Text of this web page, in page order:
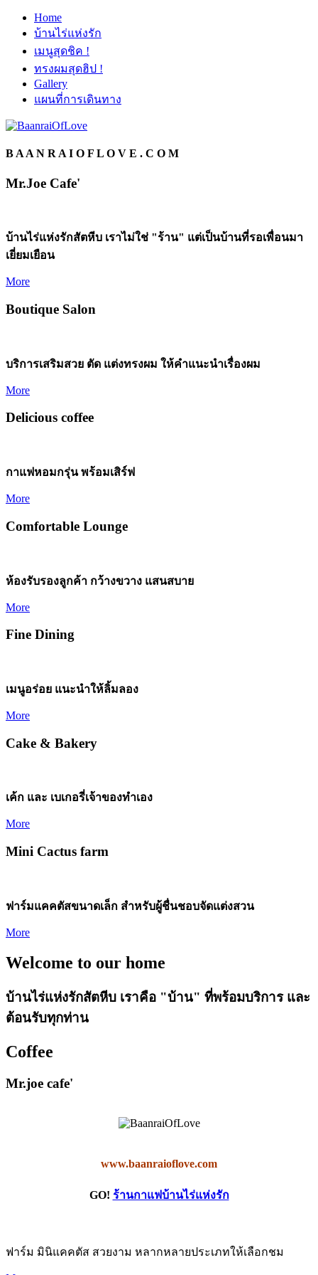
Home
บ้านไร่แห่งรัก
เมนูสุดชิค !
ทรงผมสุดฮิป !
Gallery
แผนที่การเดินทาง
B A A N R A I O F L O V E . C O M
Mr.Joe Cafe'
บ้านไร่แห่งรักสัตหีบ เราไม่ใช่ "ร้าน" แต่เป็นบ้านที่รอเพื่อนมา
เยี่ยมเยือน
More
Boutique Salon
บริการเสริมสวย ตัด แต่งทรงผม ให้คำแนะนำเรื่องผม
More
Delicious coffee
กาแฟหอมกรุ่น พร้อมเสิร์ฟ
More
Comfortable Lounge
ห้องรับรองลูกค้า กว้างขวาง แสนสบาย
More
Fine Dining
เมนูอร่อย แนะนำให้ลิ้มลอง
More
Cake & Bakery
เค้ก และ เบเกอรี่เจ้าของทำเอง
More
Mini Cactus farm
ฟาร์มแคคตัสขนาดเล็ก สำหรับผู้ชื่นชอบจัดแต่งสวน
More
Welcome to our home
บ้านไร่แห่งรักสัตหีบ เราคือ "บ้าน" ที่พร้อมบริการ และ
ต้อนรับทุกท่าน
Coffee
Mr.joe cafe'
www.baanraioflove.com
GO! ร้านกาแฟบ้านไร่แห่งรัก
ฟาร์ม มินิแคคตัส สวยงาม หลากหลายประเภทให้เลือกชม